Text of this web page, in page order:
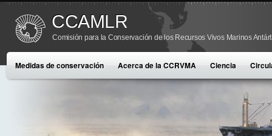
CCAMLR
Comisión para la Conservación de los Recursos Vivos Marinos
Medidas de conservación Acerca de la CCRVMA Ciencia